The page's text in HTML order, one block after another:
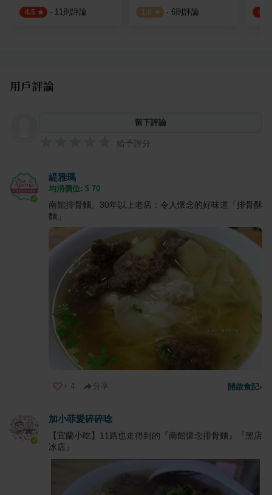
4.5 · 11則評論 1.0 · 6則評論 4.5
用戶評論
留下評論
給予評分
緹雅瑪
均消價位: $ 70
南館排骨麵。30年以上老店：令人懷念的好味道「排骨酥
麵」
+ 4 分享 開啟食記›
加小菲愛碎碎唸
【宜蘭小吃】11路也走得到的『南館懷念排骨麵』『黑店
冰店』